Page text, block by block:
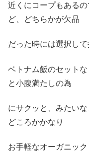
近くにコープもある
ど、どちらかが欠品
だった時には選択して
ベトナム飯のセット
と小腹満たしの為
にサクッと、みたい
どころかかなり
お手軽なオーガニッ